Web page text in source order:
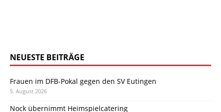
NEUESTE BEITRÄGE
Frauen im DFB-Pokal gegen den SV Eutingen
5. August 2026
Nock übernimmt Heimspielcatering